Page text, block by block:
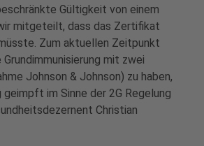
Gültigkeit von einem
mitgeteilt, dass das Zertifikat
Zum aktuellen Zeitpunkt
mit zwei
Johnson & Johnson) zu haben,
im Sinne der 2G Regelung
Christian